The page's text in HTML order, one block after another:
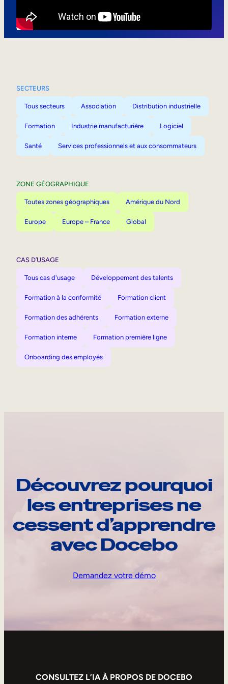
SECTEURS
Tous secteurs Association Distribution industrielle
Formation Industrie manufacturière Logiciel
Santé Services professionnels et aux consommateurs
ZONE GÉOGRAPHIQUE
Toutes zones géographiques Amérique du Nord
Europe Europe – France Global
CAS D’USAGE
Tous cas d'usage Développement des talents
Formation à la conformité Formation client
Formation des adhérents Formation externe
Formation interne Formation première ligne
Onboarding des employés
Découvrez pourquoi
les entreprises ne
cessent d’apprendre
avec Docebo
Demandez votre démo
CONSULTEZ L’IA À PROPOS DE DOCEBO